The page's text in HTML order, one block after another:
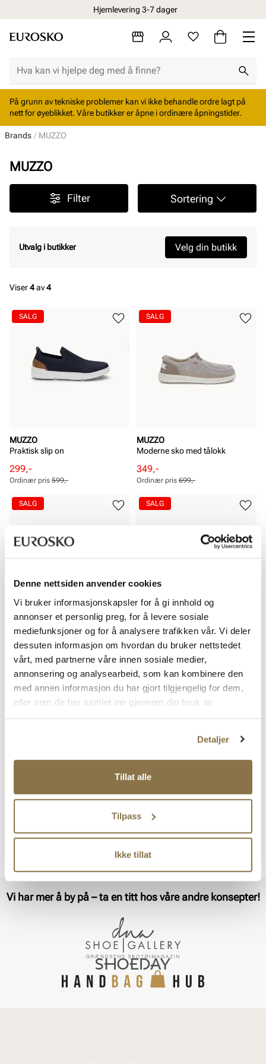
Denne nettsiden anvender cookies
Vi bruker informasjonskapsler for å gi innhold og
annonser et personlig preg, for å levere sosiale
mediefunksjoner og for å analysere trafikken vår. Vi deler
dessuten informasjon om hvordan du bruker nettstedet
vårt, med partnerne våre innen sosiale medier,
annonsering og analysearbeid, som kan kombinere den
med annen informasjon du har gjort tilgjengelig for dem,
eller som de har samlet inn gjennom din bruk av
Detaljer
Tillat alle
Tilpass
Ikke tillat
Hjemlevering 3-7 dager
På grunn av tekniske problemer kan vi ikke behandle ordre lagt på
nett for øyeblikket. Våre butikker er åpne i ordinære åpningstider.
Brands MUZZO
MUZZO
Filter Sortering
Utvalg i butikker Velg din butikk
Viser4av4
MUZZO
Praktisk slip on
Rabattert
pris
Pris
299,-
Ordinær
pris
Pris
Ordinær pris 599,-
SALG
MUZZO
Moderne sko med tålokk
Rabattert
pris
Pris
349,-
Ordinær
pris
Pris
Ordinær pris 699,-
SALG
MUZZO
Moderne båtsko
Rabattert
349,-
Ordinær
SALG
MUZZO
Moderne sneaker
Rabattert
pris
Pris
489,-
Ordinær
pris
Pris
SALG
kvalitet og komfort. Hos Eurosko finner du et variert utvalg av sko
som passer til både hverdag og fest. Merket legger vekt på slitesterke
og føles behagelige. Muzzo tilbyr alt fra stilrene boots til klassiske
er et naturlig valg for deg som ønsker kvalitet og design i samme
pakke.
Vi har mer å by på – ta en titt hos våre andre konsepter!